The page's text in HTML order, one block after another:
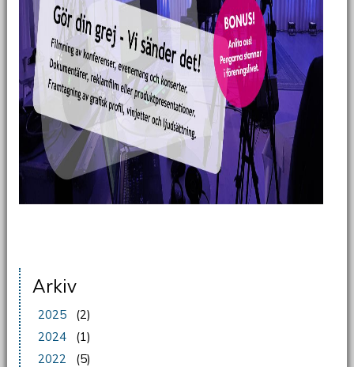
Arkiv
2025
(2)
2024
(1)
2022
(5)